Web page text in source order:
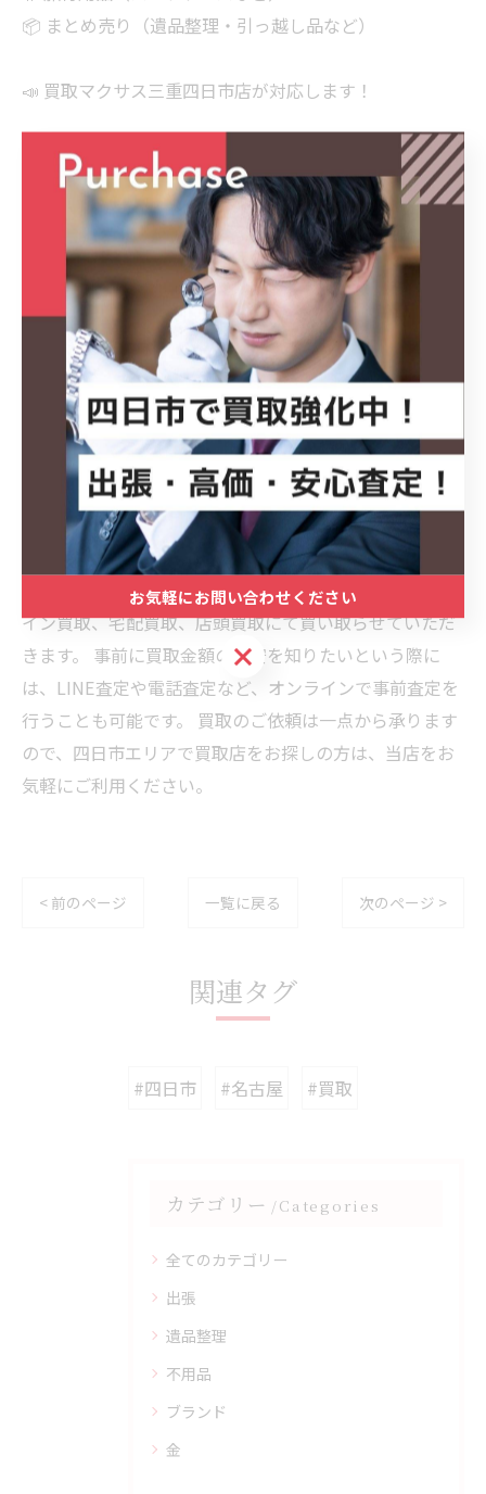
📦 まとめ売り（遺品整理・引っ越し品など）
📣 買取マクサス三重四日市店が対応します！
🔖ハッシュタグ
#四日市 #名古屋 #買取 出張買取 買取マクサス 買取マク
サス三重四日市店
Panasonic DMRBRX2060 ブルーレイレコーダー レコー
ダー買取
家電買取 高価買取 名古屋買取 名古屋市買取 即日買取
不用品回収 売れるもの 査定無料 買取強化中 出張査定
断捨離 遺品整理 引越し準備
四日市の買取マクサス 三重四日市店では、家電、家具、
金、ブランド品などの様々なお品物を出張買取、オンラ
イン買取、宅配買取、店頭買取にて買い取らせていただ
きます。 事前に買取金額の目安を知りたいという際に
は、LINE査定や電話査定など、オンラインで事前査定を
行うことも可能です。 買取のご依頼は一点から承ります
ので、四日市エリアで買取店をお探しの方は、当店をお
気軽にご利用ください。
< 前のページ 一覧に戻る 次のページ >
関連タグ
#四日市 #名古屋 #買取
カテゴリー Categories
全てのカテゴリー
出張
遺品整理
不用品
ブランド
金
お気軽にお問い合わせください
お気軽にお問い合わせください